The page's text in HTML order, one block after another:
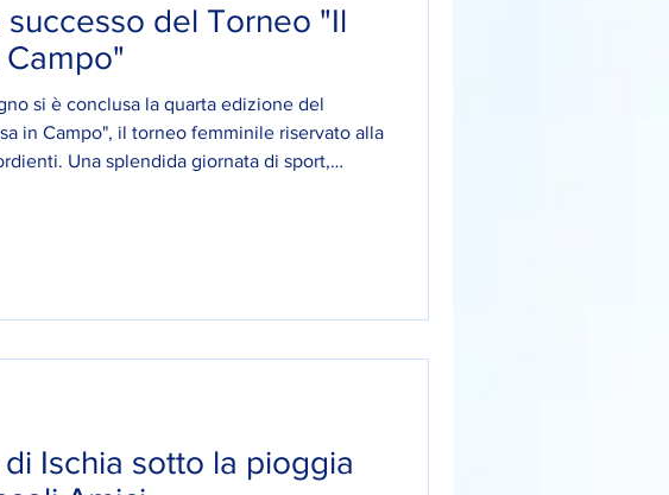
successo del Torneo "Il
Campo"
si è conclusa la quarta edizione del
in Campo", il torneo femminile riservato alla
Una splendida giornata di sport,
Ischia sotto la pioggia